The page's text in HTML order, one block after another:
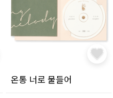
온통 너로 물들어